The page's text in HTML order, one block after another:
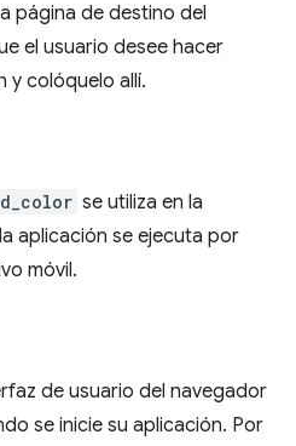
página de destino del
el usuario desee hacer
y colóquelo allí.
se utiliza en la
aplicación se ejecuta por
móvil.
de usuario del navegador
se inicie su aplicación. Por